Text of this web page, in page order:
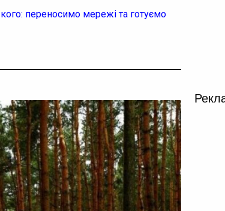
переносимо мережі та готуємо